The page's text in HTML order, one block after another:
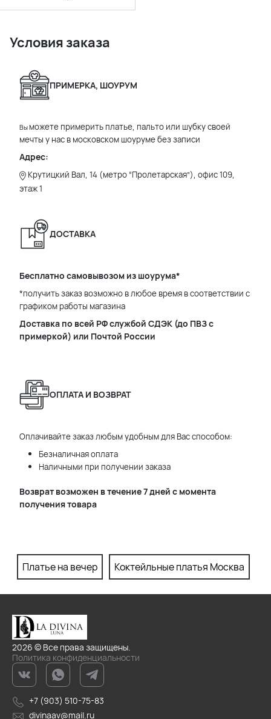
Условия заказа
ПРИМЕРКА, ШОУРУМ
Вы можете примерить платье, пальто или шубку своей
мечты у нас в московском шоуруме без записи
Адрес:
Крутицкий Вал, 14 (метро “Пролетарская”), офис 109,
этаж 1
ДОСТАВКА
Бесплатно самовывозом из шоурума*
*получить заказ возможно в любое время в соответствии с
графиком работы магазина
Доставка по всей РФ службой СДЭК (до ПВЗ с
примеркой) или Почтой России
ОПЛАТА И ВОЗВРАТ
Оплачивайте заказ любым удобным для Вас способом:
Безналичная оплата
Наличными при получении заказа
Возврат возможен в течение 7 дней с момента
получения товара
Платье на вечер Коктейльные платья Москва
2026 © Все права защищены.
Политика конфиденциальности
+7 (903) 510-75-83
divinaav@mail.ru